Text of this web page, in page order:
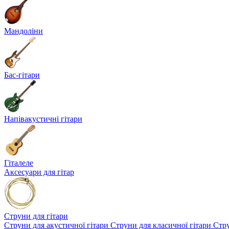
Мандоліни
Бас-гітари
Напівакустичні гітари
Гіталеле
Аксесуари для гітар
Струни для гітари
Струни для акустичної гітари Струни для класичної гітари